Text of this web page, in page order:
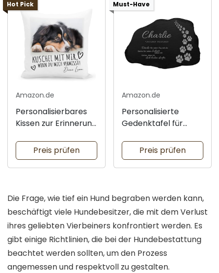
Hot Pick
Amazon.de
Personalisierbares
Kissen zur Erinnerung
Preis prüfen
Must-Have
Amazon.de
Personalisierte
Gedenktafel für
Preis prüfen
Die Frage, wie tief ein Hund begraben werden kann,
beschäftigt viele Hundebesitzer, die mit dem Verlust
ihres geliebten Vierbeiners konfrontiert werden. Es
gibt einige Richtlinien, die bei der Hundebestattung
beachtet werden sollten, um den Prozess
angemessen und respektvoll zu gestalten.